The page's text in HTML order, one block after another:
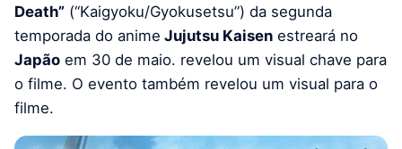
Death” (“Kaigyoku/Gyokusetsu”) da segunda
temporada do anime Jujutsu Kaisen estreará no
Japão em 30 de maio. revelou um visual chave para
o filme. O evento também revelou um visual para o
filme.